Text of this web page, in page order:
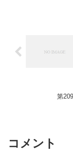
第
コメント